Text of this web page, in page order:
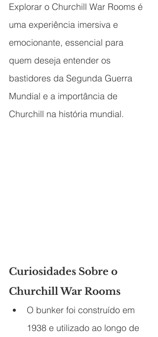
Explorar o Churchill War Rooms é
uma experiência imersiva e
emocionante, essencial para
quem deseja entender os
bastidores da Segunda Guerra
Mundial e a importância de
Churchill na história mundial.
Curiosidades Sobre o
Churchill War Rooms
O bunker foi construído em
1938 e utilizado ao longo de